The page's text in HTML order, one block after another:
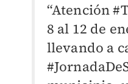
“Atención
8 al 12 de
llevando a